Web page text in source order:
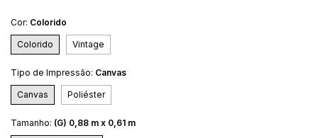
Cor: Colorido
Colorido Vintage
Tipo de Impressão: Canvas
Canvas Poliéster
Tamanho: (G) 0,88 m x 0,61 m